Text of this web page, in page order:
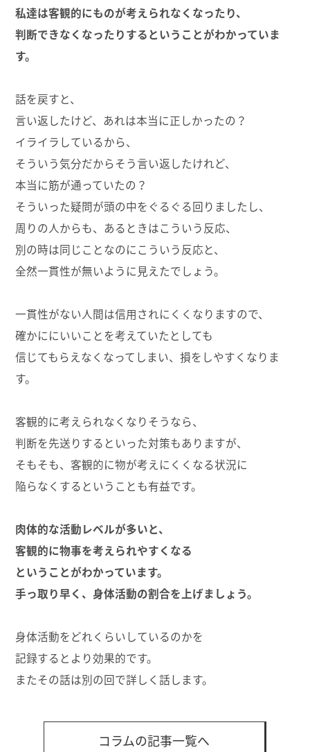
私達は客観的にものが考えられなくなったり、
判断できなくなったりするということがわかっていま
す。
話を戻すと、
言い返したけど、あれは本当に正しかったの？
イライラしているから、
そういう気分だからそう言い返したけれど、
本当に筋が通っていたの？
そういった疑問が頭の中をぐるぐる回りましたし、
周りの人からも、あるときはこういう反応、
別の時は同じことなのにこういう反応と、
全然一貫性が無いように見えたでしょう。
一貫性がない人間は信用されにくくなりますので、
確かににいいことを考えていたとしても
信じてもらえなくなってしまい、損をしやすくなりま
す。
客観的に考えられなくなりそうなら、
判断を先送りするといった対策もありますが、
そもそも、客観的に物が考えにくくなる状況に
陥らなくするということも有益です。
肉体的な活動レベルが多いと、
客観的に物事を考えられやすくなる
ということがわかっています。
手っ取り早く、身体活動の割合を上げましょう。
身体活動をどれくらいしているのかを
記録するとより効果的です。
またその話は別の回で詳しく話します。
コラムの記事一覧へ